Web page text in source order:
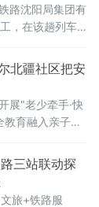
路沈阳局集团有
，在该趟列车
北疆社区把安
展"老少牵手·快
育融入亲子游
"五老"与孩子们
员耐心示范游戏
三站联动探
旅+铁路服